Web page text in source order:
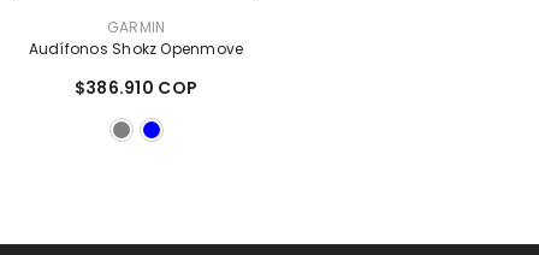
GARMIN
Audífonos Shokz Openmove
$386.910 COP